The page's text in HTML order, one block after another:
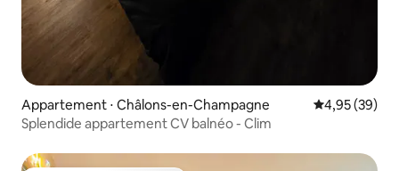
Appartement ⋅ Châlons-en-Champagne Évaluation
4,95 (39)
Splendide appartement CV balnéo - Clim